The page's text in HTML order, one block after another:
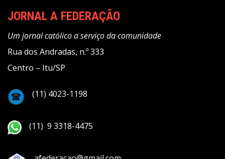
JORNAL A FEDERAÇÃO
Um jornal católico a serviço da comunidade
Rua dos Andradas, n.º 333
Centro – Itu/SP
(11) 4023-1198
(11) 9 3318-4475